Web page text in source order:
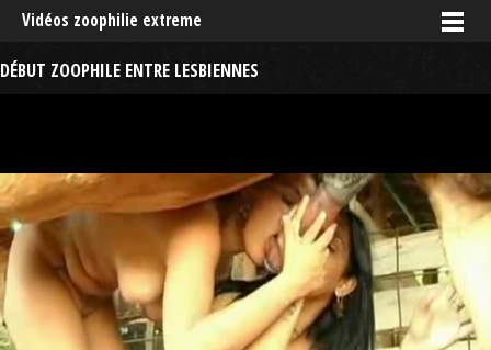
Vidéos zoophilie extreme
DÉBUT ZOOPHILE ENTRE LESBIENNES